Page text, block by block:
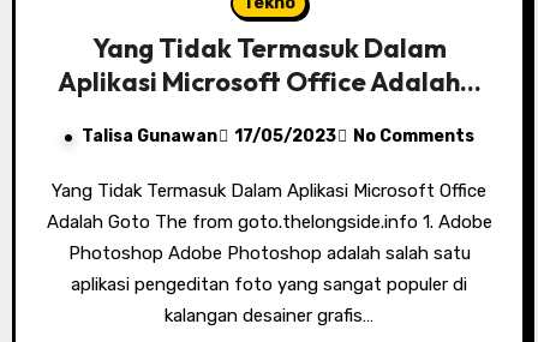
Yang Tidak Termasuk Dalam
Aplikasi Microsoft Office Adalah…
Talisa Gunawan 17/05/2023 No Comments
Yang Tidak Termasuk Dalam Aplikasi Microsoft Office
Adalah Goto The from goto.thelongside.info 1. Adobe
Photoshop Adobe Photoshop adalah salah satu
aplikasi pengeditan foto yang sangat populer di
kalangan desainer grafis…